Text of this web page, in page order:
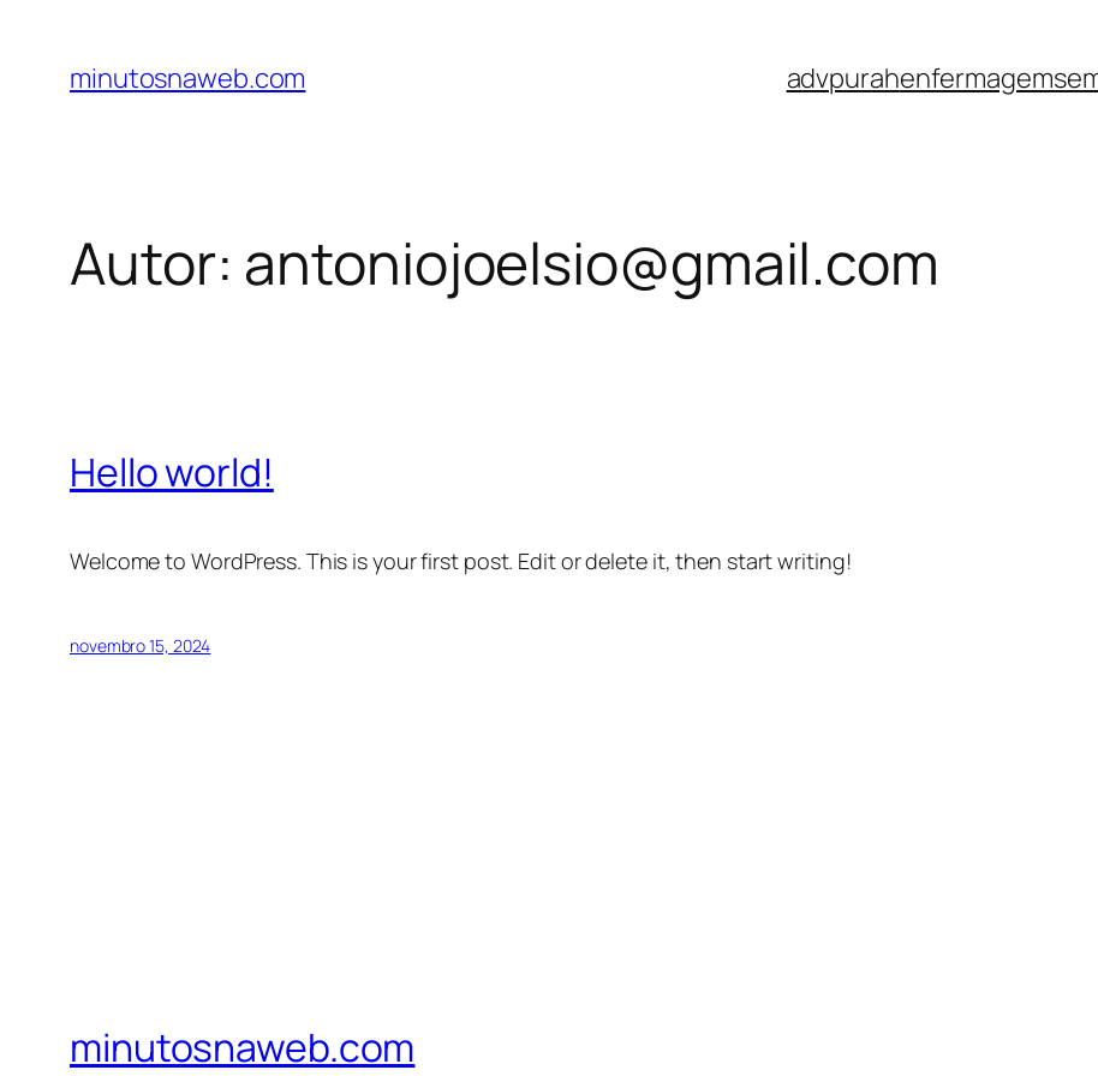
minutosnaweb.com advpurah
Autor: antoniojoelsio@gmail.com
Hello world!
Welcome to WordPress. This is your first post. Edit or delete it, then start writing!
novembro 15, 2024
minutosnaweb.com